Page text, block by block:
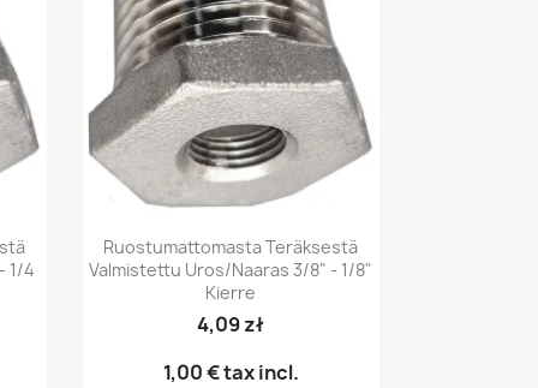
1/4
Pikakatselu
Ruostumattomasta Teräksestä
Valmistettu Uros/naaras 3/8" - 1/8"
Kierre
4,09 zł
1,00 €tax incl.